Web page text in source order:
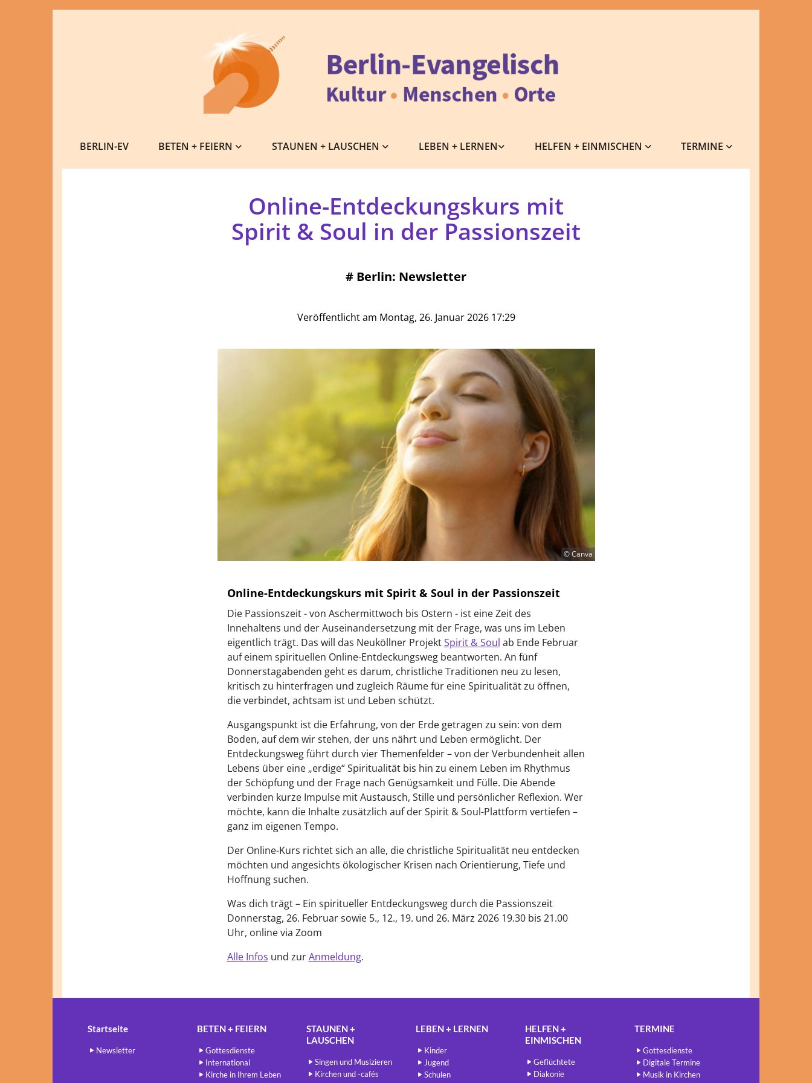
BERLIN-EV BETEN + FEIERN STAUNEN + LAUSCHEN LEBEN + LERNEN HELFEN + EINMISCHEN TERMINE
Online-Entdeckungskurs mit
Spirit & Soul in der Passionszeit
# Berlin: Newsletter
Veröffentlicht am Montag, 26. Januar 2026 17:29
© Canva
Online-Entdeckungskurs mit Spirit & Soul in der Passionszeit
Die Passionszeit - von Aschermittwoch bis Ostern - ist eine Zeit des
Innehaltens und der Auseinandersetzung mit der Frage, was uns im Leben
eigentlich trägt. Das will das Neuköllner ProjektSpirit & Soul ab Ende Februar
auf einem spirituellen Online-Entdeckungsweg beantworten. An fünf
Donnerstagabenden geht es darum, christliche Traditionen neu zu lesen,
kritisch zu hinterfragen und zugleich Räume für eine Spiritualität zu öffnen,
die verbindet, achtsam ist und Leben schützt.
Ausgangspunkt ist die Erfahrung, von der Erde getragen zu sein: von dem
Boden, auf dem wir stehen, der uns nährt und Leben ermöglicht. Der
Entdeckungsweg führt durch vier Themenfelder – von der Verbundenheit allen
Lebens über eine „erdige“ Spiritualität bis hin zu einem Leben im Rhythmus
der Schöpfung und der Frage nach Genügsamkeit und Fülle. Die Abende
verbinden kurze Impulse mit Austausch, Stille und persönlicher Reflexion. Wer
möchte, kann die Inhalte zusätzlich auf der Spirit & Soul-Plattform vertiefen –
ganz im eigenen Tempo.
Der Online-Kurs richtet sich an alle, die christliche Spiritualität neu entdecken
möchten und angesichts ökologischer Krisen nach Orientierung, Tiefe und
Hoffnung suchen.
Was dich trägt – Ein spiritueller Entdeckungsweg durch die Passionszeit
Donnerstag, 26. Februar sowie 5., 12., 19. und 26. März 2026 19.30 bis 21.00
Uhr, online via Zoom
Alle Infos und zurAnmeldung.
Startseite
Newsletter
BETEN + FEIERN
Gottesdienste
International
Kirche in Ihrem Leben
STAUNEN +
LAUSCHEN
Singen und Musizieren
Kirchen und -cafés
LEBEN + LERNEN
Kinder
Jugend
Schulen
HELFEN +
EINMISCHEN
Geflüchtete
Diakonie
TERMINE
Gottesdienste
Digitale Termine
Musik in Kirchen